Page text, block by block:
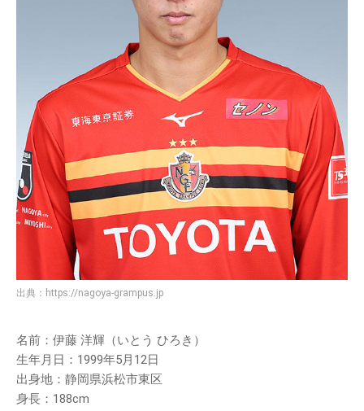
出典： https://nagoya-grampus.jp
名前：伊藤 洋輝（いとう ひろき）
生年月日：1999年5月12日
出身地：静岡県浜松市東区
身長：188cm